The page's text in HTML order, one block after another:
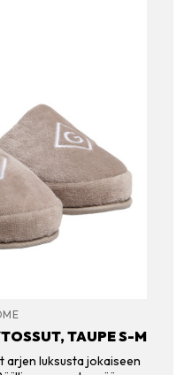
TAUPE S-M
arjen luksusta jokaiseen